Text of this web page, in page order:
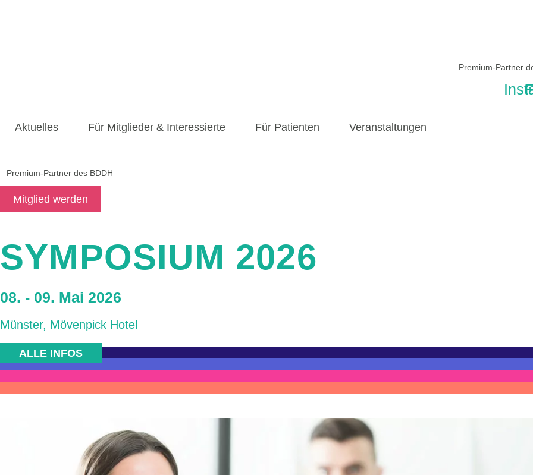
Premium-Partner
Aktuelles Für Mitglieder & Interessierte Für Patienten Veranstaltungen
Premium-Partner des BDDH
Mitglied werden
SYMPOSIUM 2026
08. - 09. Mai 2026
Münster, Mövenpick Hotel
ALLE INFOS